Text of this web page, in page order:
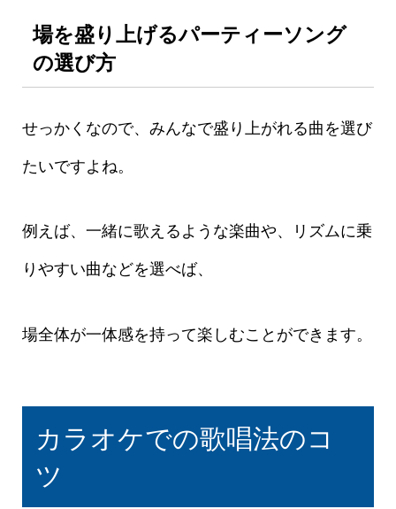
場を盛り上げるパーティーソング
の選び方
せっかくなので、みんなで盛り上がれる曲を選び
たいですよね。
例えば、一緒に歌えるような楽曲や、リズムに乗
りやすい曲などを選べば、
場全体が一体感を持って楽しむことができます。
カラオケでの歌唱法のコ
ツ